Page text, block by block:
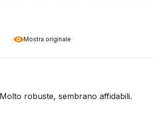
Mostra originale
robuste, sembrano affidabili.